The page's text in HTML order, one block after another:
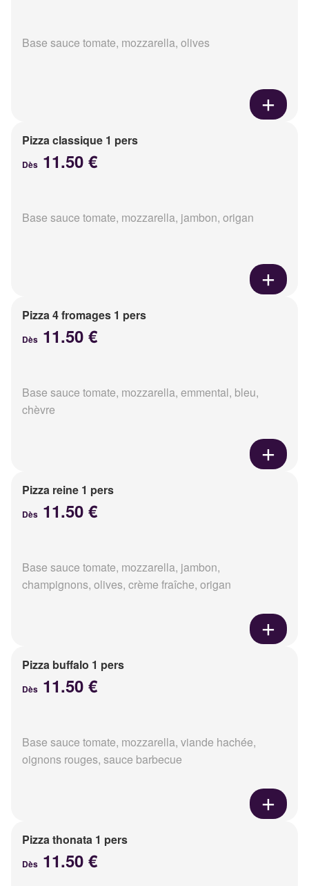
Base sauce tomate, mozzarella, olives
Pizza classique 1 pers
Dès 11.50 €
Base sauce tomate, mozzarella, jambon, origan
Pizza 4 fromages 1 pers
Dès 11.50 €
Base sauce tomate, mozzarella, emmental, bleu,
chèvre
Pizza reine 1 pers
Dès 11.50 €
Base sauce tomate, mozzarella, jambon,
champignons, olives, crème fraîche, origan
Pizza buffalo 1 pers
Dès 11.50 €
Base sauce tomate, mozzarella, viande hachée,
oignons rouges, sauce barbecue
Pizza thonata 1 pers
Dès 11.50 €